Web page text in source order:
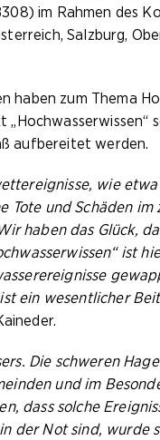
im Rahmen des
Salzburg,
haben zum Thema
aufbereitet werden.
wie
Tote und Schäden
haben das Glück,
ist
ein wesentlicher
Die schweren
und im
dass solche
der Not sind, wurde